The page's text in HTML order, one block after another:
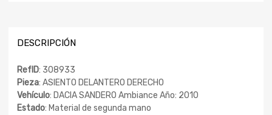
DESCRIPCIÓN
RefID: 308933
Pieza: ASIENTO DELANTERO DERECHO
Vehículo: DACIA SANDERO Ambiance Año: 2010
Estado: Material de segunda mano